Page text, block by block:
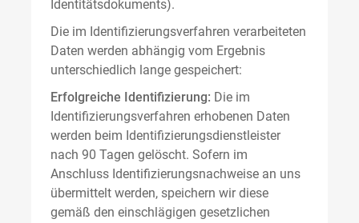
Identitätsdokuments).
Die im Identifizierungsverfahren verarbeiteten
Daten werden abhängig vom Ergebnis
unterschiedlich lange gespeichert:
Erfolgreiche Identifizierung: Die im
Identifizierungsverfahren erhobenen Daten
werden beim Identifizierungsdienstleister
nach 90 Tagen gelöscht. Sofern im
Anschluss Identifizierungsnachweise an uns
übermittelt werden, speichern wir diese
gemäß den einschlägigen gesetzlichen